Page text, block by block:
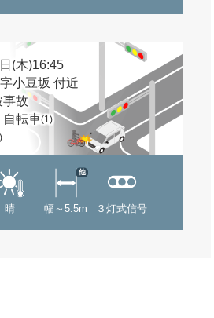
(木)16:45
小豆坂 付近
事故
自転車(1)
晴 幅～5.5m
他
３灯式信号